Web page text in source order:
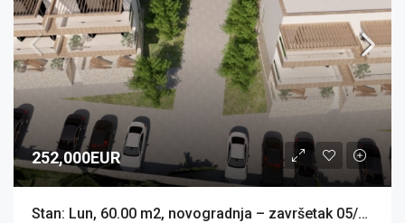
252,000EUR
Stan: Lun, 60.00 m2, novogradnja – završetak 05/2026 (prodaja)